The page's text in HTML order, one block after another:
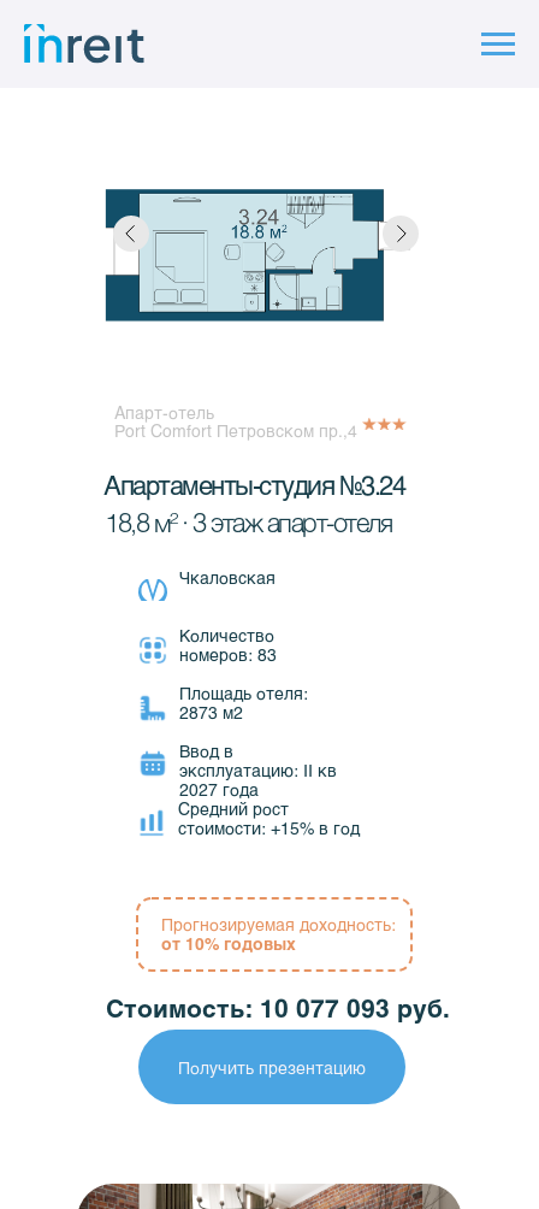
Получить презентацию
18,8 м² · 3 этаж апарт-отеля
Апартаменты-студия №3.24
Апарт-отель
Port Comfort Петровском пр.,4
Чкаловская
Количество
номеров: 83
Ввод в
эксплуатацию: II кв
2027 года
Средний рост
стоимости: +15% в год
Площадь отеля:
2873 м2
Прогнозируемая доходность:
от 10% годовых
Стоимость: 10 077 093 руб.